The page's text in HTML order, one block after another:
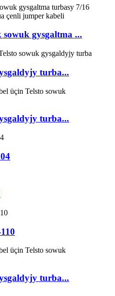
gysgaltma ...
turba...
turba...
turba...